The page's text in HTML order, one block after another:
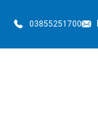
03855251700